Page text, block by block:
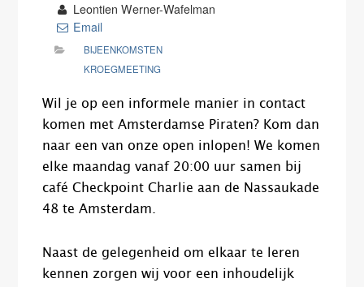
Leontien Werner-Wafelman
Email
BIJEENKOMSTEN
KROEGMEETING
Wil je op een informele manier in contact
komen met Amsterdamse Piraten? Kom dan
naar een van onze open inlopen! We komen
elke maandag vanaf 20:00 uur samen bij
café Checkpoint Charlie aan de Nassaukade
48 te Amsterdam.
Naast de gelegenheid om elkaar te leren
kennen zorgen wij voor een inhoudelijk